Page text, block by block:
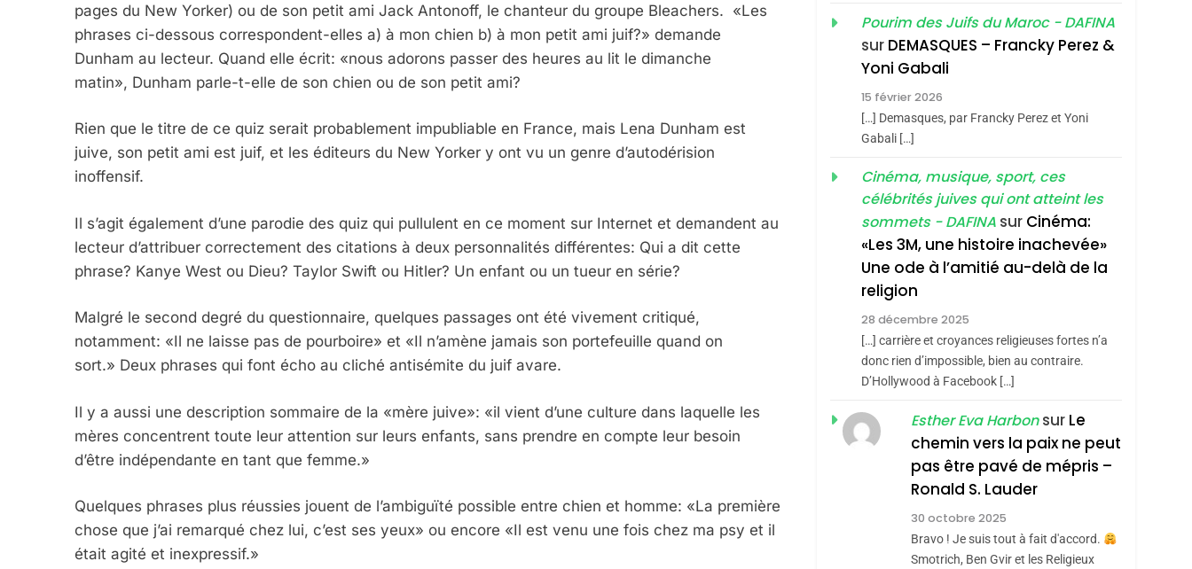
pages du New Yorker) ou de son petit ami Jack Antonoff, le chanteur du groupe Bleachers. «Les
phrases ci-dessous correspondent-elles a) à mon chien b) à mon petit ami juif?» demande
Dunham au lecteur. Quand elle écrit: «nous adorons passer des heures au lit le dimanche
matin», Dunham parle-t-elle de son chien ou de son petit ami?
Rien que le titre de ce quiz serait probablement impubliable en France, mais Lena Dunham est
juive, son petit ami est juif, et les éditeurs du New Yorker y ont vu un genre d’autodérision
inoffensif.
Il s’agit également d’une parodie des quiz qui pullulent en ce moment sur Internet et demandent au
lecteur d’attribuer correctement des citations à deux personnalités différentes: Qui a dit cette
phrase? Kanye West ou Dieu? Taylor Swift ou Hitler? Un enfant ou un tueur en série?
Malgré le second degré du questionnaire, quelques passages ont été vivement critiqué,
notamment: «Il ne laisse pas de pourboire» et «Il n’amène jamais son portefeuille quand on
sort.» Deux phrases qui font écho au cliché antisémite du juif avare.
Il y a aussi une description sommaire de la «mère juive»: «il vient d’une culture dans laquelle les
mères concentrent toute leur attention sur leurs enfants, sans prendre en compte leur besoin
d’être indépendante en tant que femme.»
Quelques phrases plus réussies jouent de l’ambiguïté possible entre chien et homme: «La première
chose que j’ai remarqué chez lui, c’est ses yeux» ou encore «Il est venu une fois chez ma psy et il
était agité et inexpressif.»
Dis Guerre»: La
Nouvelle Chanson De
Boy George
ISRAÉL JUDAISME
Accords D’Isaac:
L’alliance Pourrait
S’étendre À 13 Pays
D’Amérique Latine
ISRAÉL JUDAISME
5
Meurtrière Selon Le
Rapport D’ADL
Contre
L’antisémitisme
FRANCE ISRAÉL
FIÈRE, DIGNE ET
RÉSILIENTE :
POURQUOI JE
REVENDIQUE MA
JUDAÏTE Par Thérèse
Zrihen-Dvir
ISRAÉL JUDAISME
CE QUI NOUS
MANQUE – Jacques
Hadida
JUDAISME
Pourim des Juifs du Maroc - DAFINA
sur DEMASQUES – Francky Perez &
Yoni Gabali
15 février 2026
[…] Demasques, par Francky Perez et Yoni
Gabali […]
Cinéma, musique, sport, ces
célébrités juives qui ont atteint les
sommets - DAFINA sur Cinéma:
«Les 3M, une histoire inachevée»
Une ode à l’amitié au-delà de la
religion
28 décembre 2025
[…] carrière et croyances religieuses fortes n’a
donc rien d’impossible, bien au contraire.
D’Hollywood à Facebook […]
Esther Eva Harbonsur Le
chemin vers la paix ne peut
pas être pavé de mépris –
Ronald S. Lauder
30 octobre 2025
Bravo ! Je suis tout à fait d'accord.
Smotrich, Ben Gvir et les Religieux